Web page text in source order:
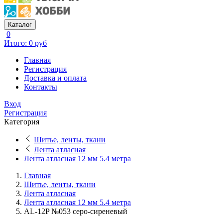
Каталог
0
Итого: 0 руб
Главная
Регистрация
Доставка и оплата
Контакты
Вход
Регистрация
Категория
Шитье, ленты, ткани
Лента атласная
Лента атласная 12 мм 5.4 метра
Главная
Шитье, ленты, ткани
Лента атласная
Лента атласная 12 мм 5.4 метра
AL-12P №053 серо-сиреневый